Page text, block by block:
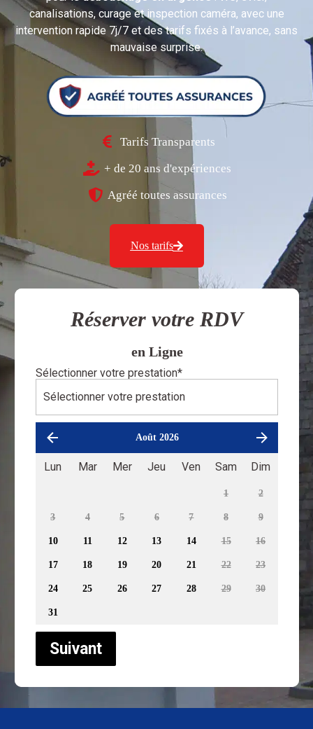
canalisations, curage et inspection caméra, avec une
intervention rapide 7j/7 et des tarifs fixés à l’avance, sans
mauvaise surprise.
Tarifs Transparents
+ de 20 ans d'expériences
Agréé toutes assurances
Nos tarifs
Réserver votre RDV
en Ligne
Sélectionner votre prestation*
Août 2026
Lun Mar Mer Jeu Ven Sam Dim
1 2
3 4 5 6 7 8 9
10 11 12 13 14 15 16
17 18 19 20 21 22 23
24 25 26 27 28 29 30
31
Suivant